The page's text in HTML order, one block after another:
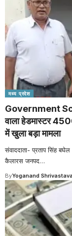
मध्य प्रदेश
Government
वाला हेडमास्टर
में खुला बड़ा मामला
संवाददाता- प्रताप सिंह
कैलारस जनपद…
ByYoganand